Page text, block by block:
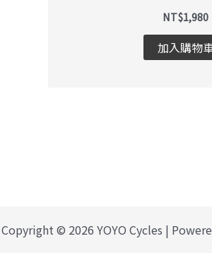
NT$1,980
加入購物
Copyright © 2026 YOYO Cycles |